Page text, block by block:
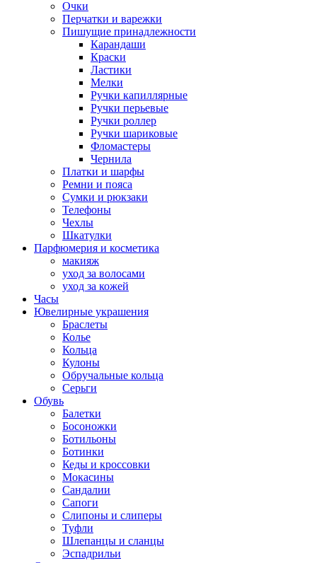
Очки
Перчатки и варежки
Пишущие принадлежности
Карандаши
Краски
Ластики
Мелки
Ручки капиллярные
Ручки перьевые
Ручки роллер
Ручки шариковые
Фломастеры
Чернила
Платки и шарфы
Ремни и пояса
Сумки и рюкзаки
Телефоны
Чехлы
Шкатулки
Парфюмерия и косметика
макияж
уход за волосами
уход за кожей
Часы
Ювелирные украшения
Браслеты
Колье
Кольца
Кулоны
Обручальные кольца
Серьги
Обувь
Балетки
Босоножки
Ботильоны
Ботинки
Кеды и кроссовки
Мокасины
Сандалии
Сапоги
Слипоны и слиперы
Туфли
Шлепанцы и сланцы
Эспадрильи